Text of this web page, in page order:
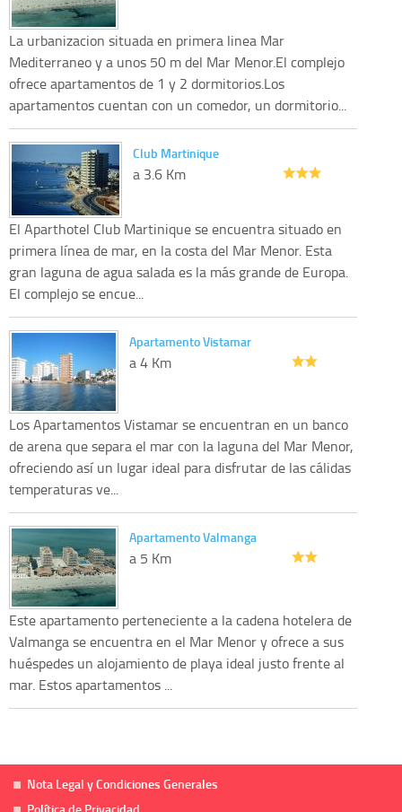
La urbanizacion situada en primera linea Mar
Mediterraneo y a unos 50 m del Mar Menor.El complejo
ofrece apartamentos de 1 y 2 dormitorios.Los
apartamentos cuentan con un comedor, un dormitorio...
Club Martinique
a 3.6 Km
El Aparthotel Club Martinique se encuentra situado en
primera línea de mar, en la costa del Mar Menor. Esta
gran laguna de agua salada es la más grande de Europa.
El complejo se encue...
Apartamento Vistamar
a 4 Km
Los Apartamentos Vistamar se encuentran en un banco
de arena que separa el mar con la laguna del Mar Menor,
ofreciendo así un lugar ideal para disfrutar de las cálidas
temperaturas ve...
Apartamento Valmanga
a 5 Km
Este apartamento perteneciente a la cadena hotelera de
Valmanga se encuentra en el Mar Menor y ofrece a sus
huéspedes un alojamiento de playa ideal justo frente al
mar. Estos apartamentos ...
Nota Legal y Condiciones Generales